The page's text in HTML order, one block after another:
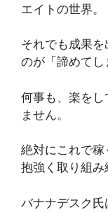
エイトの世界。
それでも成果
のが「諦めてし
何事も、楽をし
ません。
絶対にこれで
抱強く取り組み
バナナデスク